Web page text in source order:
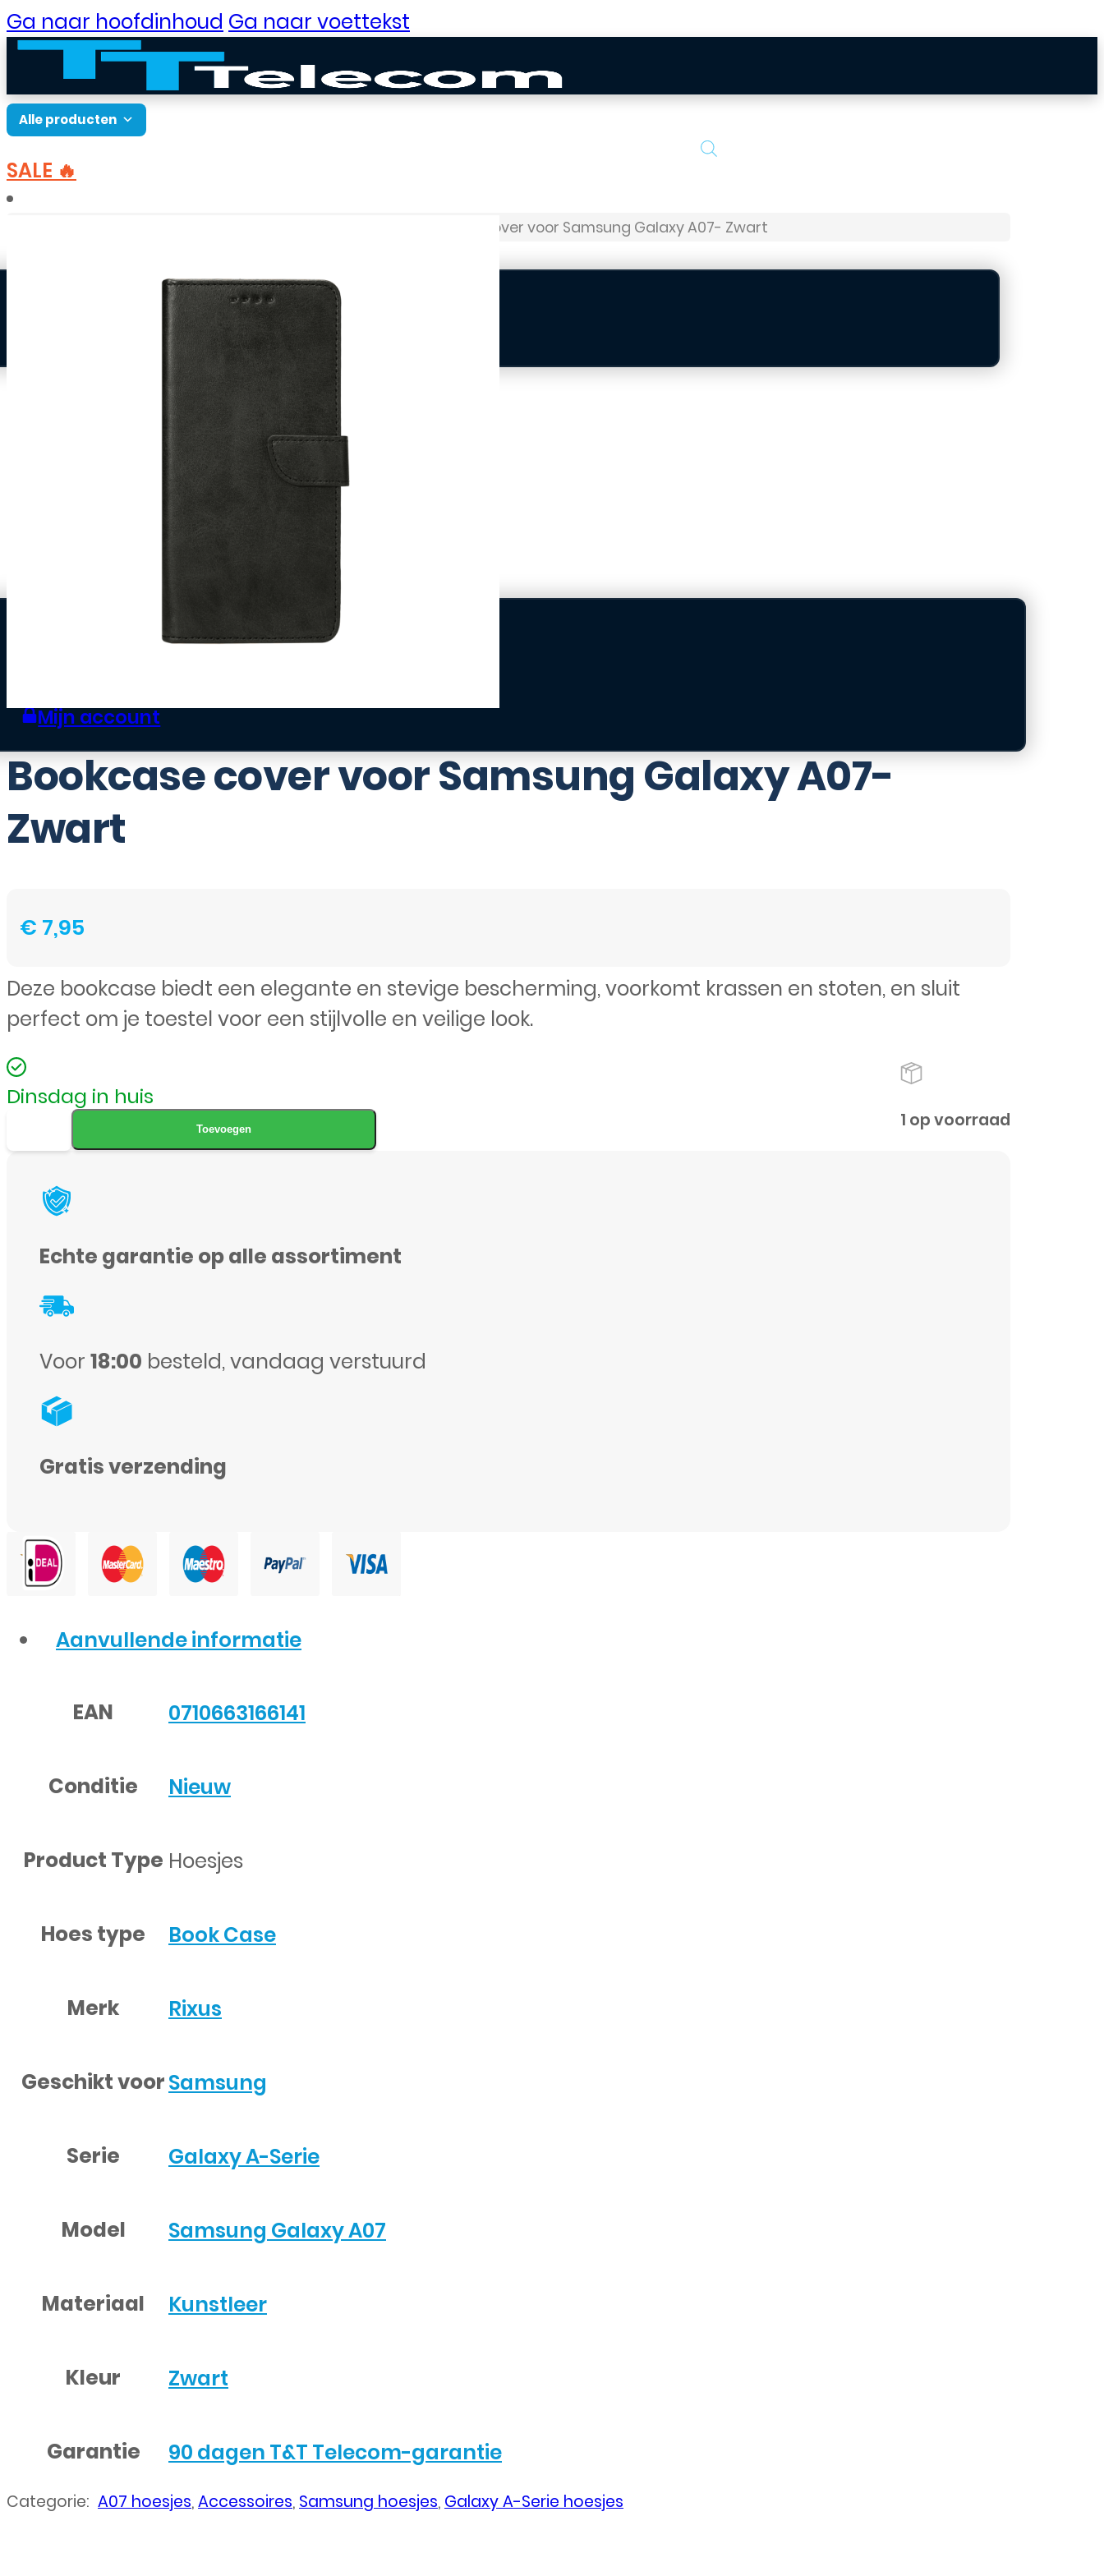
Ga naar hoofdinhoud Ga naar voettekst
Alle producten
SALE 🔥
Neem contact op
Veelgestelde vragen
Mijn account
Bookcase cover voor Samsung Galaxy A07- Zwart
Bookcase cover voor Samsung Galaxy A07-
Zwart
€ 7,95
Deze bookcase biedt een elegante en stevige bescherming, voorkomt krassen en stoten, en sluit
perfect om je toestel voor een stijlvolle en veilige look.
Dinsdag in huis
Bookcase
cover
Samsung
A07-
Zwart
aantal
Toevoegen 1 op voorraad
Echte garantie op alle assortiment
Voor 18:00 besteld, vandaag verstuurd
Gratis verzending
Aanvullende informatie
EAN 0710663166141
Conditie Nieuw
Product Type Hoesjes
Hoes type Book Case
Merk Rixus
Geschikt voorSamsung
Serie Galaxy A-Serie
Model Samsung Galaxy A07
Materiaal Kunstleer
Kleur Zwart
Garantie 90 dagen T&T Telecom-garantie
Categorie: A07 hoesjes,Accessoires, Samsung hoesjes, Galaxy A-Serie hoesjes